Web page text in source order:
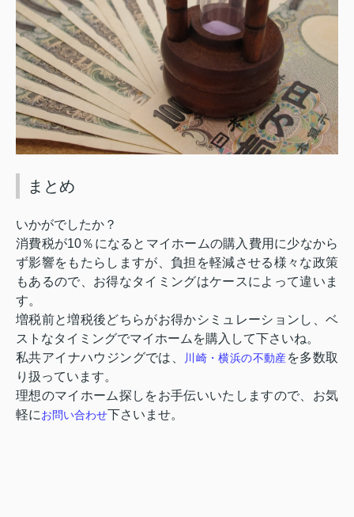
まとめ
いかがでしたか？
消費税が10％になるとマイホームの購入費用に少なから
ず影響をもたらしますが、負担を軽減させる様々な政策
もあるので、お得なタイミングはケースによって違いま
す。
増税前と増税後どちらがお得かシミュレーションし、ベ
ストなタイミングでマイホームを購入して下さいね。
私共アイナハウジングでは、
川崎・横浜の不動産を多数取
り扱っています。
理想のマイホーム探しをお手伝いいたしますので、お気
軽にお問い合わせ下さいませ。